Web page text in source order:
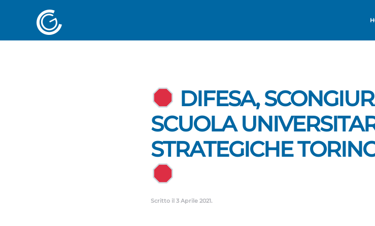
DIFESA,
SCUOLA
STRATEGICHE
Scritto il 3 Aprile 2021.